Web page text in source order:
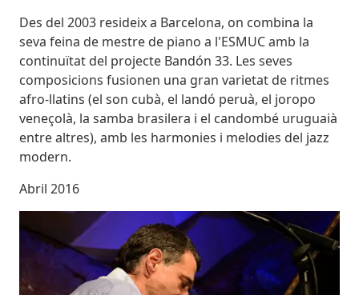
Des del 2003 resideix a Barcelona, on combina la
seva feina de mestre de piano a l'ESMUC amb la
continuïtat del projecte Bandón 33. Les seves
composicions fusionen una gran varietat de ritmes
afro-llatins (el son cubà, el landó peruà, el joropo
veneçolà, la samba brasilera i el candombé uruguaià
entre altres), amb les harmonies i melodies del jazz
modern.
Abril 2016
Imatges